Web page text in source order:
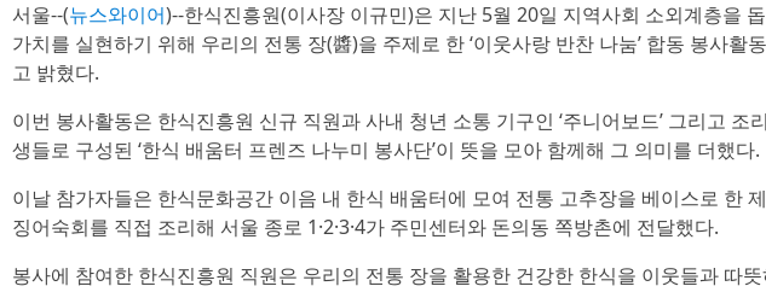
서울--(뉴스와이어)--한식진흥원(이사장 이규민)은 지난 5월 20일 지역사회 소외계층을
가치를 실현하기 위해 우리의 전통 장(醬)을 주제로 한 ‘이웃사랑 반찬 나눔’ 합동 봉사활
고 밝혔다.
이번 봉사활동은 한식진흥원 신규 직원과 사내 청년 소통 기구인 ‘주니어보드’ 그리고 조
생들로 구성된 ‘한식 배움터 프렌즈 나누미 봉사단’이 뜻을 모아 함께해 그 의미를 더했다.
이날 참가자들은 한식문화공간 이음 내 한식 배움터에 모여 전통 고추장을 베이스로 한
징어숙회를 직접 조리해 서울 종로 1·2·3·4가 주민센터와 돈의동 쪽방촌에 전달했다.
봉사에 참여한 한식진흥원 직원은 우리의 전통 장을 활용한 건강한 한식을 이웃들과 따